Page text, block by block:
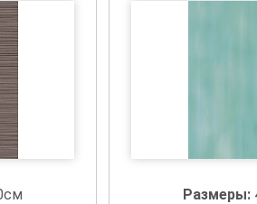
Размеры: